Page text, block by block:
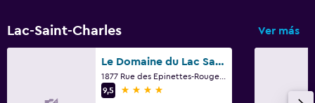
Lac-Saint-Charles Ver más
Le Domaine du Lac Saint Charles
9,5
4 estrellas